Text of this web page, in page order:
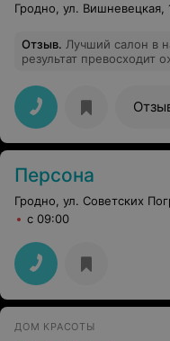
Гродно, ул. Вишневецкая,
Отзыв. Лучший салон в
результат превосходит
Персона
Гродно, ул. Советских
с 09:00
ДОМ КРАСОТЫ